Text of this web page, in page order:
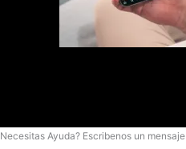
Necesitas Ayuda? Escribenos un mensaje